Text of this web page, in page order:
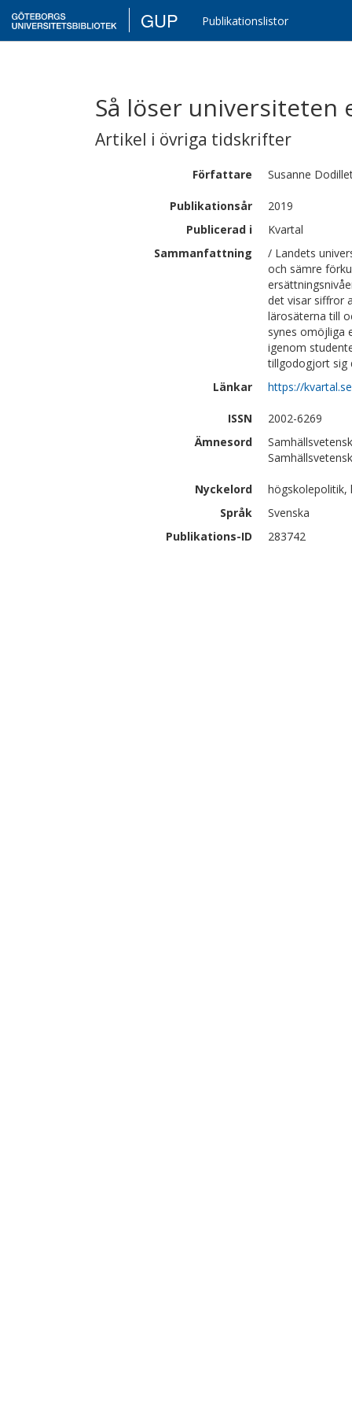
GUP Publikationslistor
Så löser
Artikel i övriga tidskrifter
Författare Susanne
Publikationsår
2019
Publicerad i
Kvartal
Sammanfattning
/ Landets
och sämre
det visar siffror
lärosäterna till
synes omöjliga
igenom
tillgodogjort sig
Länkar
https://
ISSN
2002-6269
Ämnesord
Nyckelord
högskolepolitik,
Språk
Svenska
Publikations-ID
283742